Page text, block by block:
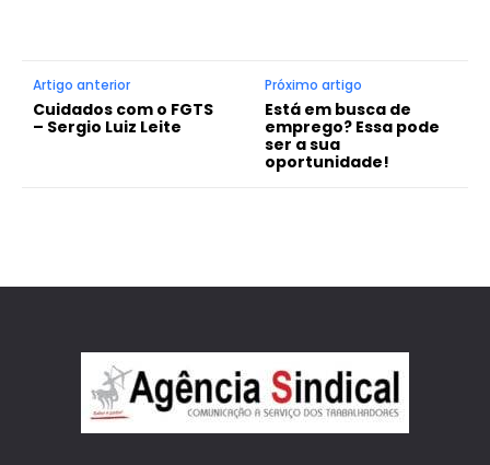
Artigo anterior
Cuidados com o FGTS
– Sergio Luiz Leite
Próximo artigo
Está em busca de
emprego? Essa pode
ser a sua
oportunidade!